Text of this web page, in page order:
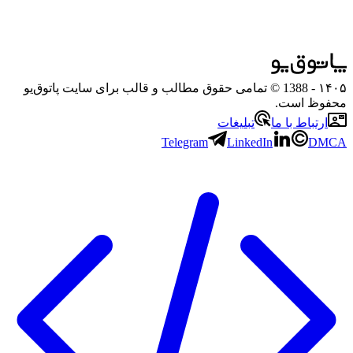
۱۴۰۵
- 1388 © تمامی حقوق مطالب و قالب برای سایت پاتوق‌یو
محفوظ است.
ارتباط با ما
تبلیغات
Telegram
LinkedIn DMCA